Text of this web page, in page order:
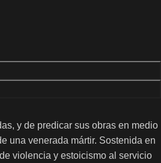
y de predicar sus obras en medio
una venerada mártir. Sostenida en
violencia y estoicismo al servicio